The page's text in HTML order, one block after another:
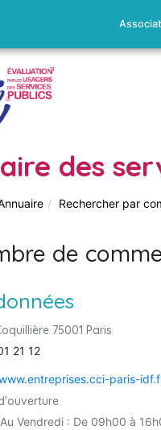
des
Rechercher par
de
75001 Paris
21 12
paris-
Vendredi : De 09h00 à